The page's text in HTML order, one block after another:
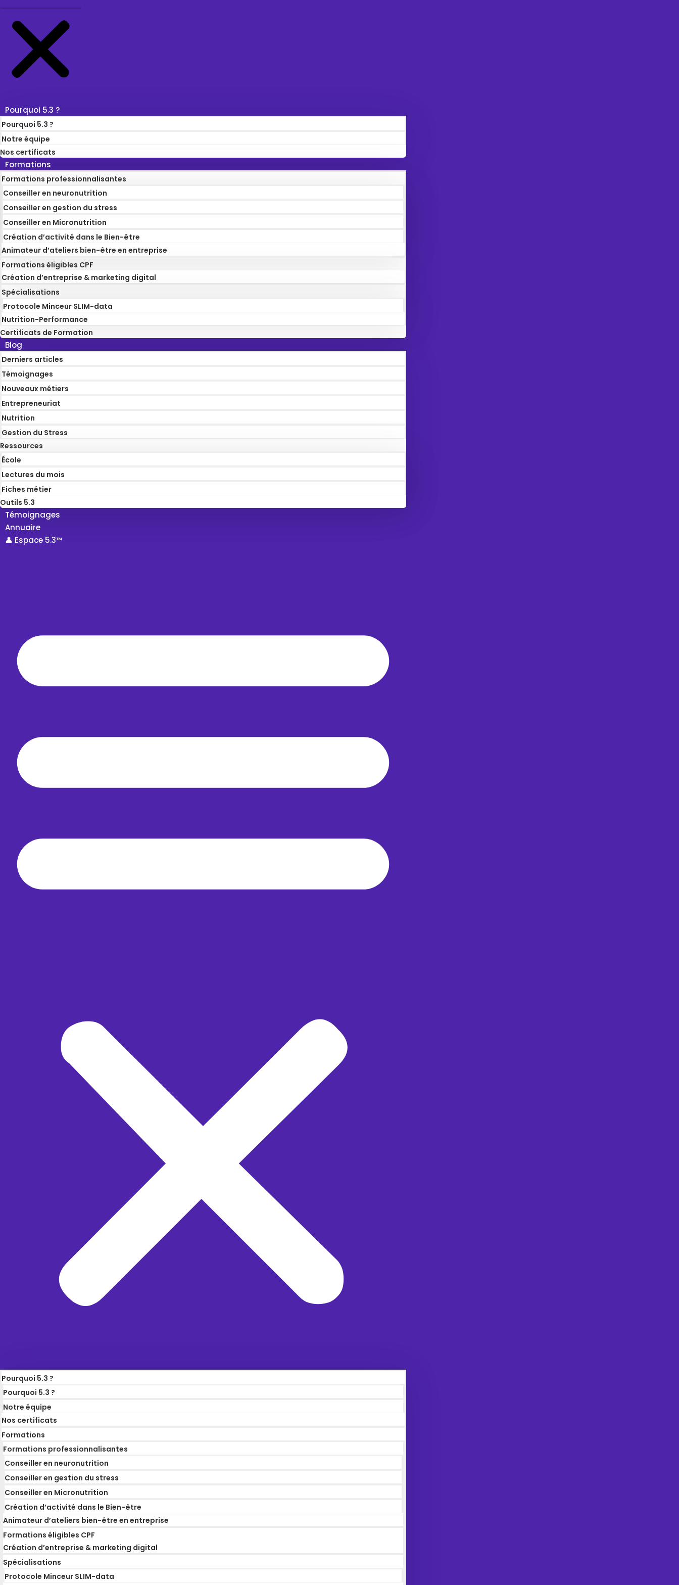
Pourquoi 5.3 ?
Pourquoi 5.3 ?
Notre équipe
Nos certificats
Formations
Formations professionnalisantes
Conseiller en neuronutrition
Conseiller en gestion du stress
Conseiller en Micronutrition
Création d’activité dans le Bien-être
Animateur d’ateliers bien-être en entreprise
Formations éligibles CPF
Création d’entreprise & marketing digital
Spécialisations
Protocole Minceur SLIM-data
Nutrition-Performance
Certificats de Formation
Blog
Derniers articles
Témoignages
Nouveaux métiers
Entrepreneuriat
Nutrition
Gestion du Stress
Ressources
École
Lectures du mois
Fiches métier
Outils 5.3
Témoignages
Annuaire
👤 Espace 5.3™
Pourquoi 5.3 ?
Pourquoi 5.3 ?
Notre équipe
Nos certificats
Formations
Formations professionnalisantes
Conseiller en neuronutrition
Conseiller en gestion du stress
Conseiller en Micronutrition
Création d’activité dans le Bien-être
Animateur d’ateliers bien-être en entreprise
Formations éligibles CPF
Création d’entreprise & marketing digital
Spécialisations
Protocole Minceur SLIM-data